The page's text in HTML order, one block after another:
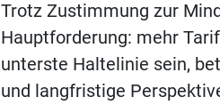
Trotz Zustimmung zur
Hauptforderung: mehr
unterste Haltelinie sein,
und langfristige